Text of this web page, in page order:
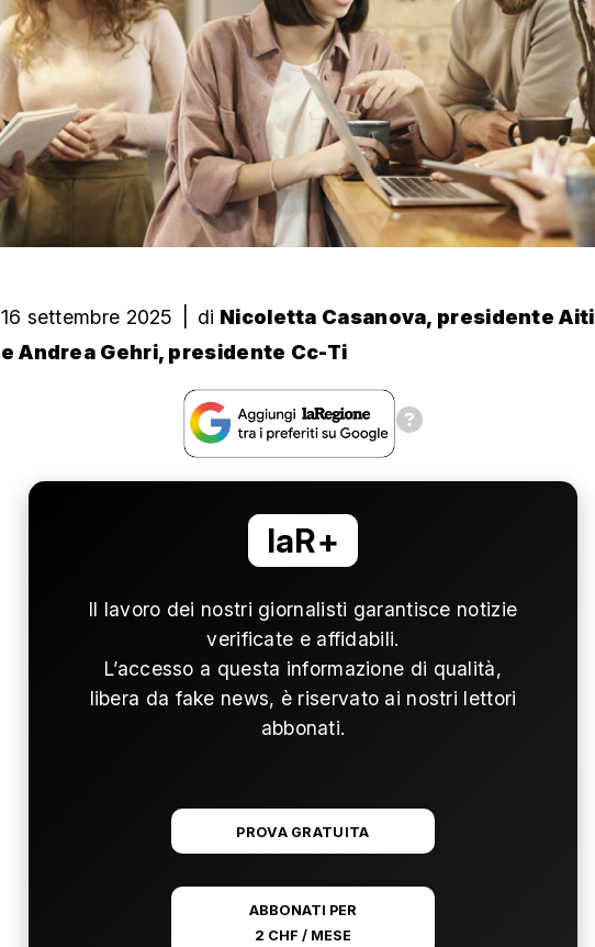
16 settembre 2025 di Nicoletta Casanova, presidente Aiti
e Andrea Gehri, presidente Cc-Ti
laR+
Il lavoro dei nostri giornalisti garantisce notizie
verificate e affidabili.
L’accesso a questa informazione di qualità,
libera da fake news, è riservato ai nostri lettori
abbonati.
PROVA GRATUITA
ABBONATI PER
2 CHF / MESE